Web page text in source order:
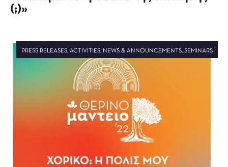
(;)»
PRESS RELEASES, ACTIVITIES, NEWS & ANNOUNCEMENTS, SEMINARS